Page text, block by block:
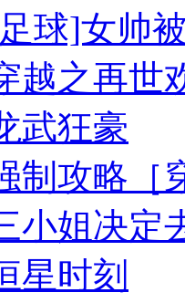
球]女帅
越之再世
武狂豪
制攻略［
小姐决定
星时刻